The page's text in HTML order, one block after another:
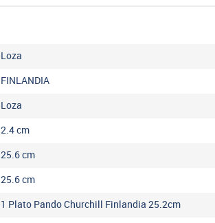
Loza
FINLANDIA
Loza
2.4cm
25.6cm
25.6cm
1 Plato Pando Churchill Finlandia 25.2cm